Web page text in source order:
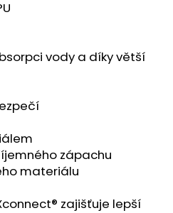
vody a díky větší
zápachu
materiálu
zajišťuje lepší